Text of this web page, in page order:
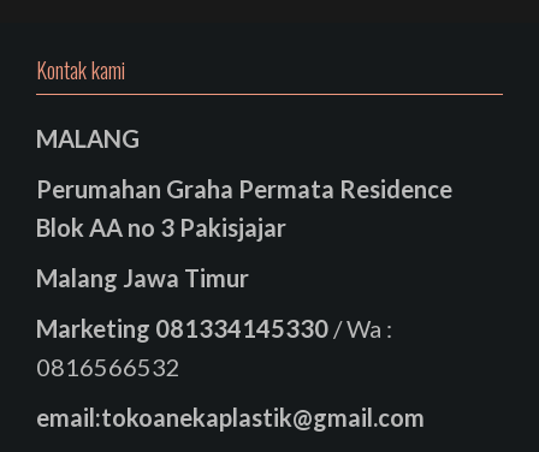
Kontak kami
MALANG
Perumahan Graha Permata Residence
Blok AA no 3 Pakisjajar
Malang Jawa Timur
Marketing 081334145330 / Wa :
0816566532
email:tokoanekaplastik@gmail.com